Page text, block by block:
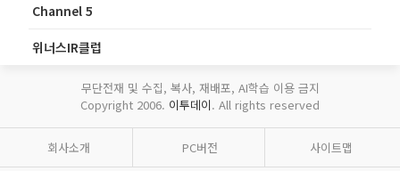
Channel 5
위너스IR클럽
무단전재 및 수집, 복사, 재배포, AI학습 이용 금지
Copyright 2006. 이투데이. All rights reserved
회사소개 PC버전 사이트맵